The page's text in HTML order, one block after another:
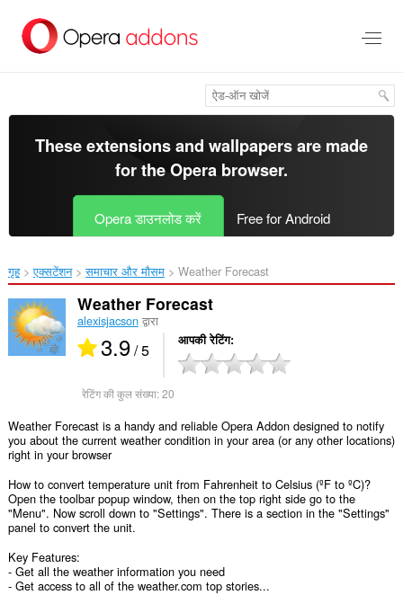
सामग्री
These extensions and wallpapers are made
for theOpera browser.
Opera डाउनलोड करें Free for Android
गृह एक्सटेंशन समाचार और मौसम Weather Forecast‎
Weather Forecast
alexisjacsonद्वारा
3.9/ 5 आपकी रेटिंग
रेटिंग की कुल संख्या:20
Weather Forecast is a handy and reliable Opera Addon designed to notify
you about the current weather condition in your area (or any other locations)
right in your browser
How to convert temperature unit from Fahrenheit to Celsius (ºF to ºC)?
Open the toolbar popup window, then on the top right side go to the
"Menu". Now scroll down to "Settings". There is a section in the "Settings"
panel to convert the unit.
Key Features:
- Get all the weather information you need
- Get access to all of the weather.com top stories...